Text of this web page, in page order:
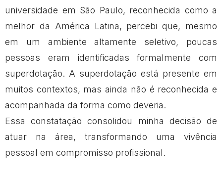
universidade em São Paulo, reconhecida como a
melhor da América Latina, percebi que, mesmo
em um ambiente altamente seletivo, poucas
pessoas eram identificadas formalmente com
superdotação. A superdotação está presente em
muitos contextos, mas ainda não é reconhecida e
acompanhada da forma como deveria.
Essa constatação consolidou minha decisão de
atuar na área, transformando uma vivência
pessoal em compromisso profissional.